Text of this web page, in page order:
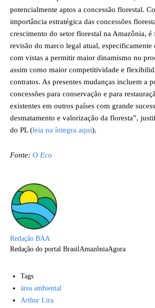
potencialmente aptos a concessão florestal.
importância estratégica das concessões
crescimento do setor florestal na Amazônia, é
revisão do marco legal atual, especificamente
com vistas a permitir maior dinamismo no
assim como maior competitividade e
contratos. As presentes mudanças incluem a
concessões para conservação e para
existentes em outros países com grande
desmatamento e valorização da floresta”,
do PL (leia na íntegra aqui).
Fonte: O Eco
Redação BAA
Redação do portal BrasilAmazôniaAgora
Tags
área ambiental
Arthur Lira